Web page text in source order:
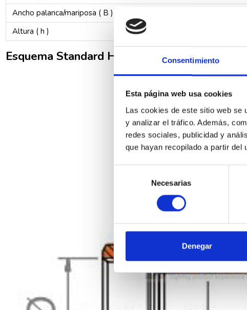
Consentimiento
Esta página web usa cookies
Las cookies de este sitio web se
y analizar el tráfico. Además,
redes sociales, publicidad y
que hayan recopilado a partir del
consentimiento
Necesarias
Denegar
Ancho palanca/mariposa ( B )
Altura ( h )
Esquema Standard Hidráulica 31171